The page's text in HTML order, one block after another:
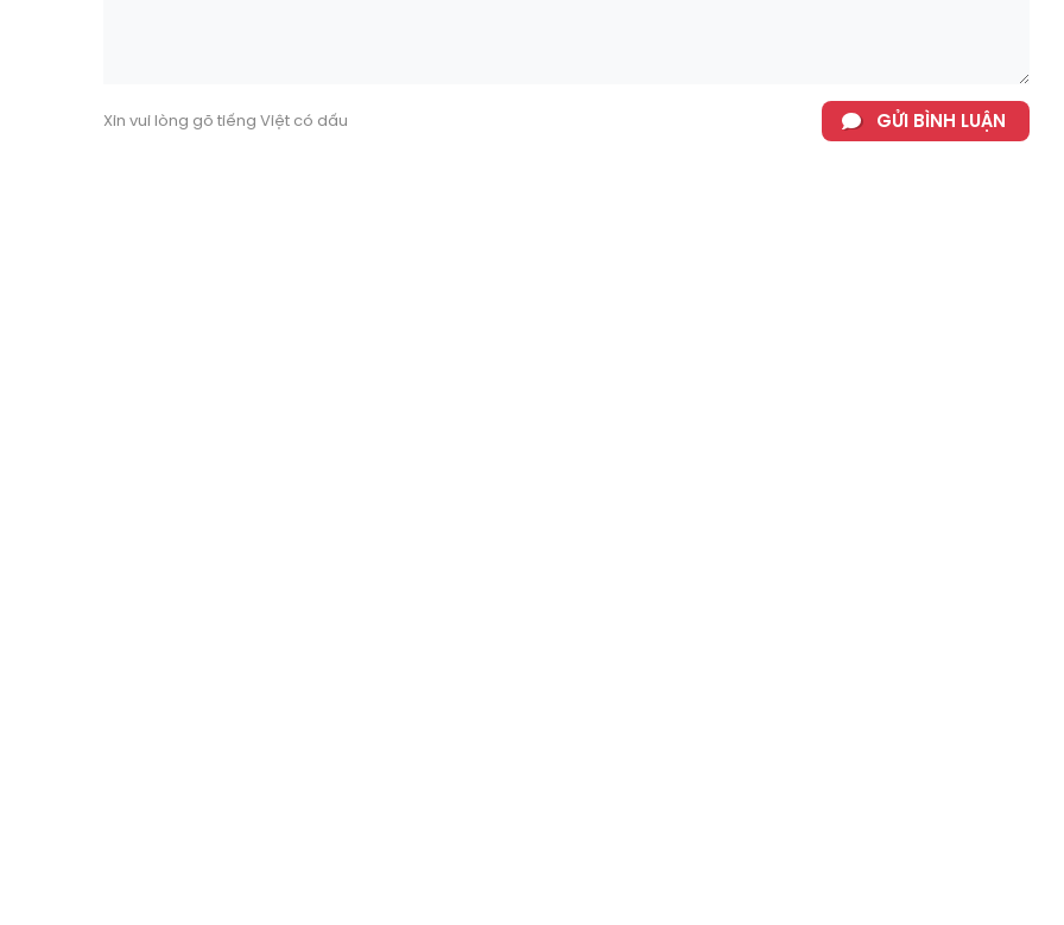
Xin vui lòng gõ tiếng Việt có dấu GỬI BÌNH LUẬN